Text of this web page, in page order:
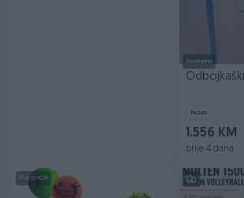
Dostupno
Novo
1.556 KM
prije 4 dana
PIK SHOP